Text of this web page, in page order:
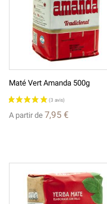
Maté Vert Amanda 500g
A partir de 7,95 €